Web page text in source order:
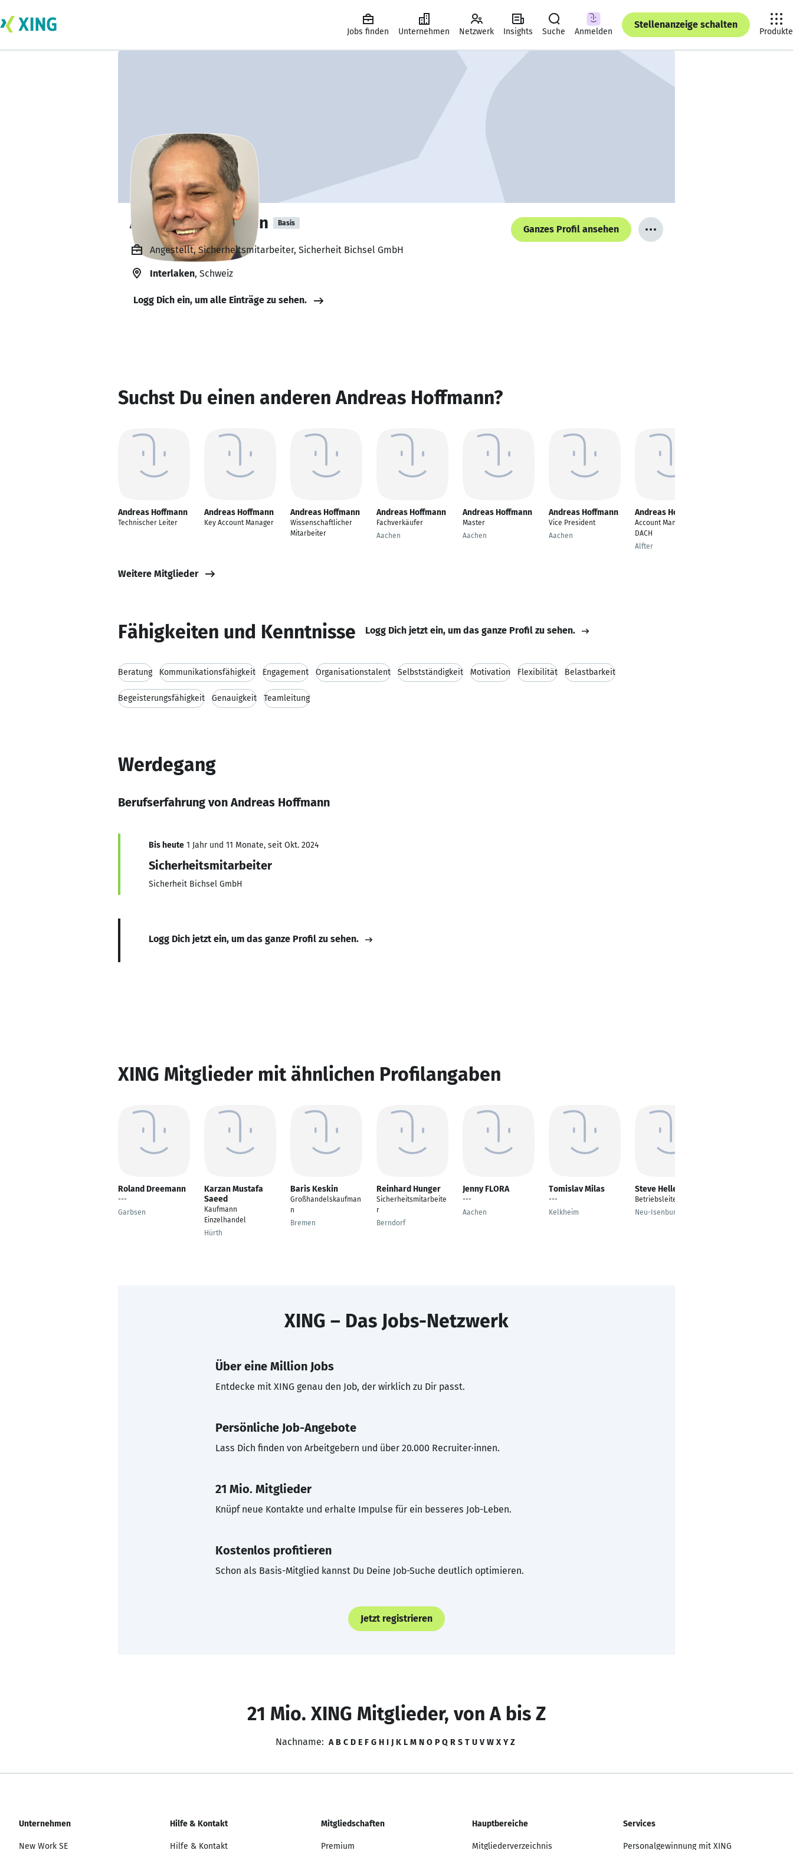
Jobs finden Unternehmen Netzwerk Insights Suche Anmelden
Stellenanzeige schalten
Produkte
Andreas Hoffmann Basis
Ganzes Profil ansehen
Angestellt, Sicherheitsmitarbeiter, Sicherheit Bichsel GmbH
Interlaken, Schweiz
Logg Dich ein, um alle Einträge zu sehen.
Suchst Du einen anderen Andreas Hoffmann?
Andreas Hoffmann
Technischer Leiter
Andreas Hoffmann
Key Account Manager
Andreas Hoffmann
Wissenschaftlicher
Mitarbeiter
Andreas Hoffmann
Fachverkäufer
Aachen
Andreas Hoffmann
Master
Aachen
Andreas Hoffmann
Vice President
Aachen
Andreas Hoffmann
Account Manager
DACH
Alfter
Weitere Mitglieder
Fähigkeiten und Kenntnisse Logg Dich jetzt ein, um das ganze Profil zu sehen.
Beratung Kommunikationsfähigkeit Engagement Organisationstalent Selbstständigkeit Motivation Flexibilität Belastbarkeit
Begeisterungsfähigkeit Genauigkeit Teamleitung
Werdegang
Berufserfahrung von Andreas Hoffmann
Bis heute 1 Jahr und 11 Monate, seit Okt. 2024
Sicherheitsmitarbeiter
Sicherheit Bichsel GmbH
Logg Dich jetzt ein, um das ganze Profil zu sehen.
XING Mitglieder mit ähnlichen Profilangaben
Roland Dreemann
---
Garbsen
Karzan Mustafa
Saeed
Kaufmann
Einzelhandel
Hürth
Baris Keskin
Großhandelskaufman
n
Bremen
Reinhard Hunger
Sicherheitsmitarbeite
r
Berndorf
Jenny FLORA
---
Aachen
Tomislav Milas
---
Kelkheim
Steve Heller
Betriebsleiter
Neu-Isenburg
XING – Das Jobs-Netzwerk
Über eine Million Jobs
Entdecke mit XING genau den Job, der wirklich zu Dir passt.
Persönliche Job-Angebote
Lass Dich finden von Arbeitgebern und über 20.000 Recruiter·innen.
21 Mio. Mitglieder
Knüpf neue Kontakte und erhalte Impulse für ein besseres Job-Leben.
Kostenlos profitieren
Schon als Basis-Mitglied kannst Du Deine Job-Suche deutlich optimieren.
Jetzt registrieren
21 Mio. XING Mitglieder, von A bis Z
Nachname: A B C D E F G H I J K L M N O P Q R S T U V W X Y Z
Unternehmen
New Work SE
Hilfe & Kontakt
Hilfe & Kontakt
Mitgliedschaften
Premium
Hauptbereiche
Mitgliederverzeichnis
Services
Personalgewinnung mit XING